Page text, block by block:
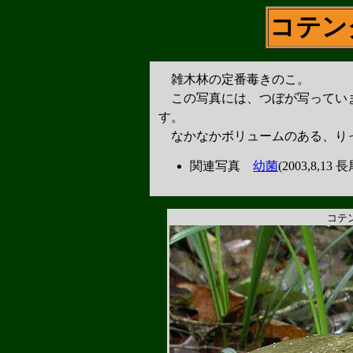
コテ
雑木林の定番毒きのこ。
この写真には、つぼが写ってい
す。
なかなかボリュームのある、り
関連写真 幼菌(2003,8,13
コテ